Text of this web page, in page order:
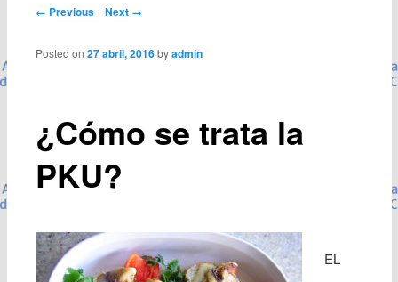
Post navigation
← Previous Next →
¿Cómo se trata la
PKU?
Posted on27 abril, 2016 byadmin
EL